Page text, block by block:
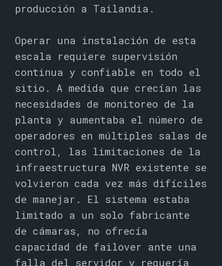
producción a Tailandia.
Operar una instalación de esta
escala requiere supervisión
continua y confiable en todo el
sitio. A medida que crecían las
necesidades de monitoreo de la
planta y aumentaba el número de
operadores en múltiples salas de
control, las limitaciones de la
infraestructura NVR existente se
volvieron cada vez más difíciles
de manejar. El sistema estaba
limitado a un solo fabricante
de cámaras, no ofrecía
capacidad de failover ante una
falla del servidor y requería